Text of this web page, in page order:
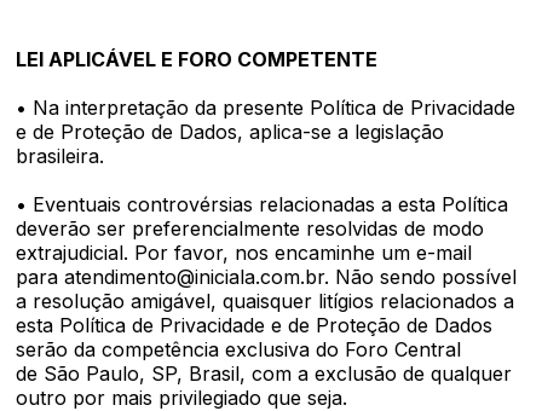
LEI APLICÁVEL E FORO COMPETENTE
• Na interpretação da presente Política de Privacidade
e de Proteção de Dados, aplica-se a legislação
brasileira.
• Eventuais controvérsias relacionadas a esta Política
deverão ser preferencialmente resolvidas de modo
extrajudicial. Por favor, nos encaminhe um e-mail
para atendimento@iniciala.com.br. Não sendo possível
a resolução amigável, quaisquer litígios relacionados a
esta Política de Privacidade e de Proteção de Dados
serão da competência exclusiva do Foro Central
de São Paulo, SP, Brasil, com a exclusão de qualquer
outro por mais privilegiado que seja.